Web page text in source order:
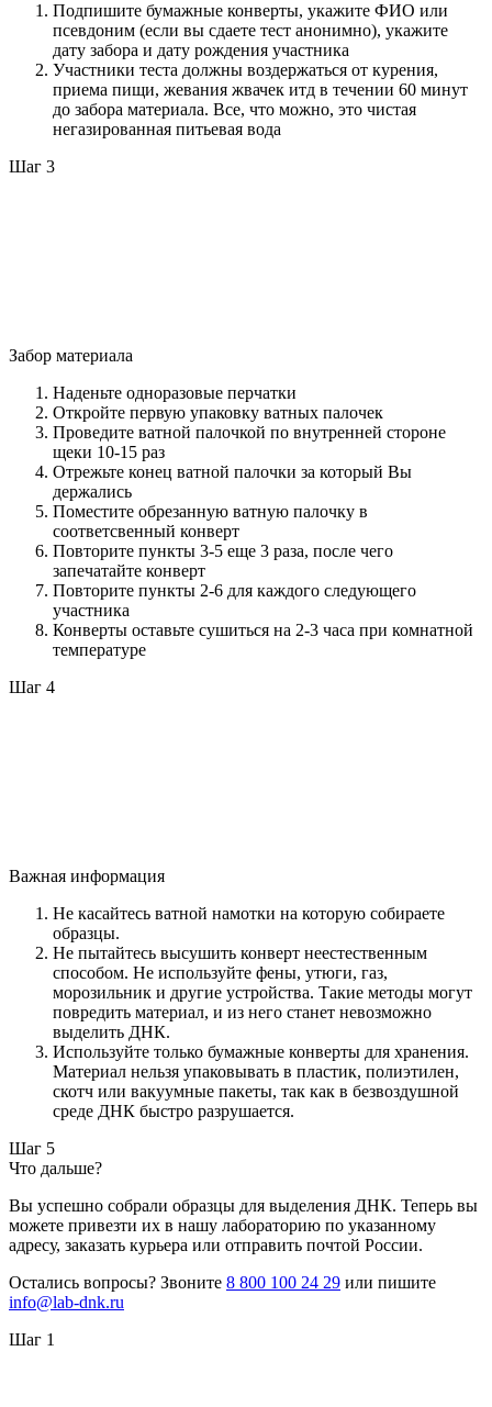
Подпишите бумажные конверты, укажите ФИО или
псевдоним (если вы сдаете тест анонимно), укажите
дату забора и дату рождения участника
Участники теста должны воздержаться от курения,
приема пищи, жевания жвачек итд в течении 60 минут
до забора материала. Все, что можно, это чистая
негазированная питьевая вода
Шаг 3
Забор материала
Наденьте одноразовые перчатки
Откройте первую упаковку ватных палочек
Проведите ватной палочкой по внутренней стороне
щеки 10-15 раз
Отрежьте конец ватной палочки за который Вы
держались
Поместите обрезанную ватную палочку в
соответсвенный конверт
Повторите пункты 3-5 еще 3 раза, после чего
запечатайте конверт
Повторите пункты 2-6 для каждого следующего
участника
Конверты оставьте сушиться на 2-3 часа при комнатной
температуре
Шаг 4
Важная информация
Не касайтесь ватной намотки на которую собираете
образцы.
Не пытайтесь высушить конверт неестественным
способом. Не используйте фены, утюги, газ,
морозильник и другие устройства. Такие методы могут
повредить материал, и из него станет невозможно
выделить ДНК.
Используйте только бумажные конверты для хранения.
Материал нельзя упаковывать в пластик, полиэтилен,
скотч или вакуумные пакеты, так как в безвоздушной
среде ДНК быстро разрушается.
Шаг 5
Что дальше?
Вы успешно собрали образцы для выделения ДНК. Теперь вы
можете привезти их в нашу лабораторию по указанному
адресу, заказать курьера или отправить почтой России.
Остались вопросы? Звоните 8 800 100 24 29 или пишите
info@lab-dnk.ru
Шаг 1